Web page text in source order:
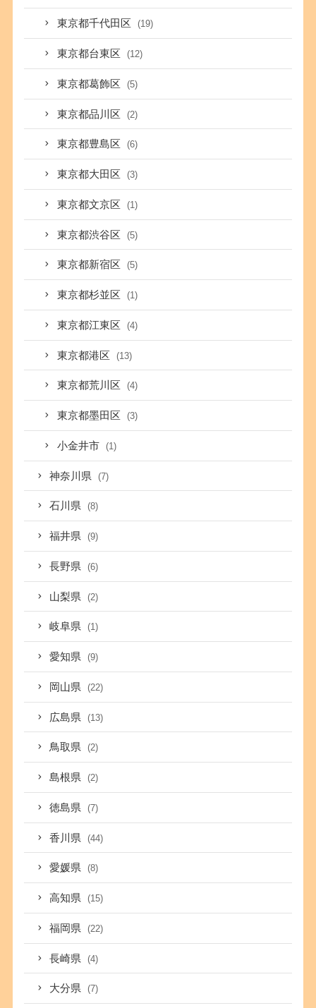
東京都千代田区 (19)
東京都台東区 (12)
東京都葛飾区 (5)
東京都品川区 (2)
東京都豊島区 (6)
東京都大田区 (3)
東京都文京区 (1)
東京都渋谷区 (5)
東京都新宿区 (5)
東京都杉並区 (1)
東京都江東区 (4)
東京都港区 (13)
東京都荒川区 (4)
東京都墨田区 (3)
小金井市 (1)
神奈川県 (7)
石川県 (8)
福井県 (9)
長野県 (6)
山梨県 (2)
岐阜県 (1)
愛知県 (9)
岡山県 (22)
広島県 (13)
鳥取県 (2)
島根県 (2)
徳島県 (7)
香川県 (44)
愛媛県 (8)
高知県 (15)
福岡県 (22)
長崎県 (4)
大分県 (7)